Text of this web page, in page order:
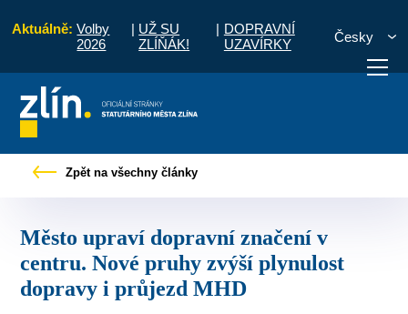
Aktuálně: Volby
2026
| UŽ SU
ZLÍŇÁK!
| DOPRAVNÍ
UZAVÍRKY
Česky
vyřídit Potřebuji zaplatit
Zpět na všechny články
Město upraví dopravní značení v
centru. Nové pruhy zvýší plynulost
dopravy i průjezd MHD